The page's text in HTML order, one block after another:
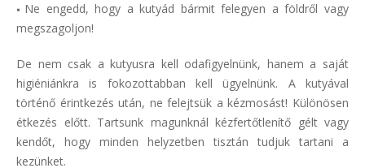
Ne engedd, hogy a kutyád bármit felegyen a földről vagy
megszagoljon!
De nem csak a kutyusra kell odafigyelnünk, hanem a saját
higiéniánkra is fokozottabban kell ügyelnünk. A kutyával
történő érintkezés után, ne felejtsük a kézmosást! Különösen
étkezés előtt. Tartsunk magunknál kézfertőtlenítő gélt vagy
kendőt, hogy minden helyzetben tisztán tudjuk tartani a
kezünket.